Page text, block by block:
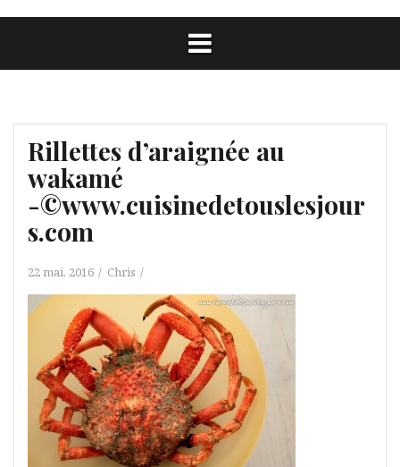
Rillettes d’araignée au
wakamé
-©www.cuisinedetouslesjour
s.com
22 mai, 2016 Chris